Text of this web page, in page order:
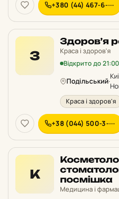
+380 (44) 467-6-···
З
Здоров’я
Краса і здоров'я
Відкрито до 21:00
Подільський·
Краса і здоров'я
+38 (044) 500-3-···
К
посмішка
Медицина і